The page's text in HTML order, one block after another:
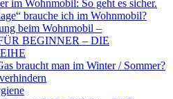
im Wohnmobil: So geht es sicher.
brauche ich im Wohnmobil?
beim Wohnmobil –
BEGINNER – DIE
braucht man im Winter / Sommer?